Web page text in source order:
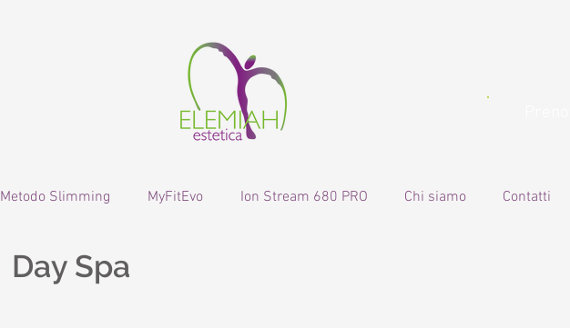
Metodo Slimming MyFitEvo Ion Stream 680 PRO Chi siamo Contatti
Day Spa